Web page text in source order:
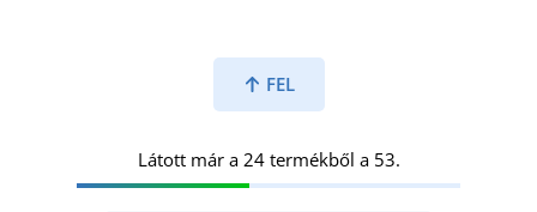
FEL
Látott már a 24 termékből a 53.